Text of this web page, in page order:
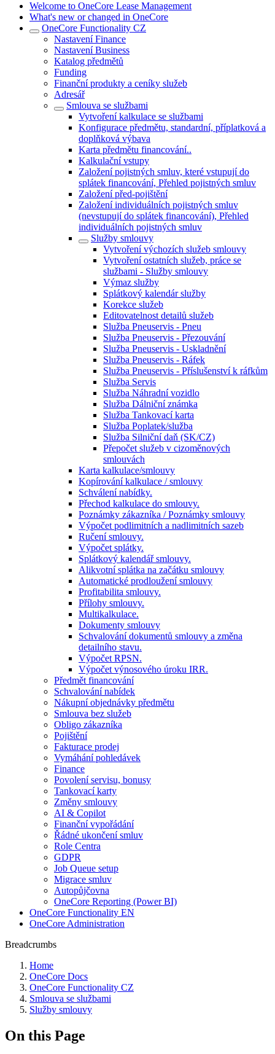
Welcome to OneCore Lease Management
What's new or changed in OneCore
OneCore Functionality CZ
Nastavení Finance
Nastavení Business
Katalog předmětů
Funding
Finanční produkty a ceníky služeb
Adresář
Smlouva se službami
Vytvoření kalkulace se službami
Konfigurace předmětu, standardní, příplatková a
doplňková výbava
Karta předmětu financování..
Kalkulační vstupy
Založení pojistných smluv, které vstupují do
splátek financování, Přehled pojistných smluv
Založení před-pojištění
Založení individuálních pojistných smluv
(nevstupují do splátek financování), Přehled
individuálních pojistných smluv
Služby smlouvy
Vytvoření výchozích služeb smlouvy
Vytvoření ostatních služeb, práce se
službami - Služby smlouvy
Výmaz služby
Splátkový kalendár služby
Korekce služeb
Editovatelnost detailů služeb
Služba Pneuservis - Pneu
Služba Pneuservis - Přezouvání
Služba Pneuservis - Uskladnění
Služba Pneuservis - Ráfek
Služba Pneuservis - Příslušenství k ráfkům
Služba Servis
Služba Náhradní vozidlo
Služba Dálniční známka
Služba Tankovací karta
Služba Poplatek/služba
Služba Silniční daň (SK/CZ)
Přepočet služeb v cizoměnových
smlouvách
Karta kalkulace/smlouvy
Kopírování kalkulace / smlouvy
Schválení nabídky.
Přechod kalkulace do smlouvy.
Poznámky zákazníka / Poznámky smlouvy
Výpočet podlimitních a nadlimitních sazeb
Ručení smlouvy.
Výpočet splátky.
Splátkový kalendář smlouvy.
Alikvotní splátka na začátku smlouvy
Automatické prodloužení smlouvy
Profitabilita smlouvy.
Přílohy smlouvy.
Multikalkulace.
Dokumenty smlouvy
Schvalování dokumentů smlouvy a změna
detailního stavu.
Výpočet RPSN.
Výpočet výnosového úroku IRR.
Předmět financování
Schvalování nabídek
Nákupní objednávky předmětu
Smlouva bez služeb
Obligo zákazníka
Pojištění
Fakturace prodej
Vymáhání pohledávek
Finance
Povolení servisu, bonusy
Tankovací karty
Změny smlouvy
AI & Copilot
Finanční vypořádání
Řádné ukončení smluv
Role Centra
GDPR
Job Queue setup
Migrace smluv
Autopůjčovna
OneCore Reporting (Power BI)
OneCore Functionality EN
OneCore Administration
Breadcrumbs
Home
OneCore Docs
OneCore Functionality CZ
Smlouva se službami
Služby smlouvy
On this Page